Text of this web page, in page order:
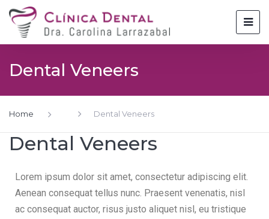
Dental Veneers
Home Dental Veneers
Dental Veneers
Lorem ipsum dolor sit amet, consectetur adipiscing elit.
Aenean consequat tellus nunc. Praesent venenatis, nisl
ac consequat auctor, risus justo aliquet nisl, eu tristique